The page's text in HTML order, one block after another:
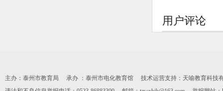
用户评论
主办：泰州市教育局 承办 ：泰州市电化教育馆 技术运营支持：天喻教育科技有